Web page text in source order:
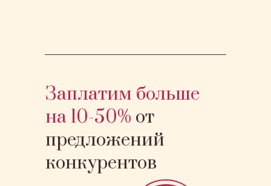
Заплатим больше
на 10-50% от
предложений
конкурентов